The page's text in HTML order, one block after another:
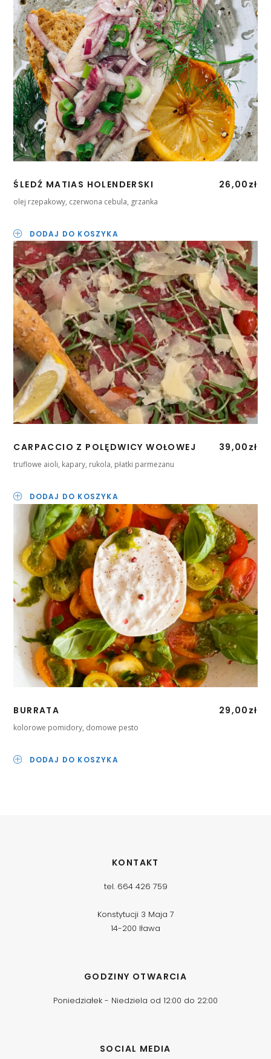
ŚLEDŹ MATIAS HOLENDERSKI 26,00 zł
olej rzepakowy, czerwona cebula, grzanka
DODAJ DO KOSZYKA
CARPACCIO Z POLĘDWICY WOŁOWEJ 39,00 zł
truflowe aioli, kapary, rukola, płatki parmezanu
DODAJ DO KOSZYKA
BURRATA 29,00 zł
kolorowe pomidory, domowe pesto
DODAJ DO KOSZYKA
KONTAKT
tel. 664 426 759
Konstytucji 3 Maja 7
14-200 Iława
GODZINY OTWARCIA
Poniedziałek - Niedziela od 12:00 do 22:00
SOCIAL MEDIA